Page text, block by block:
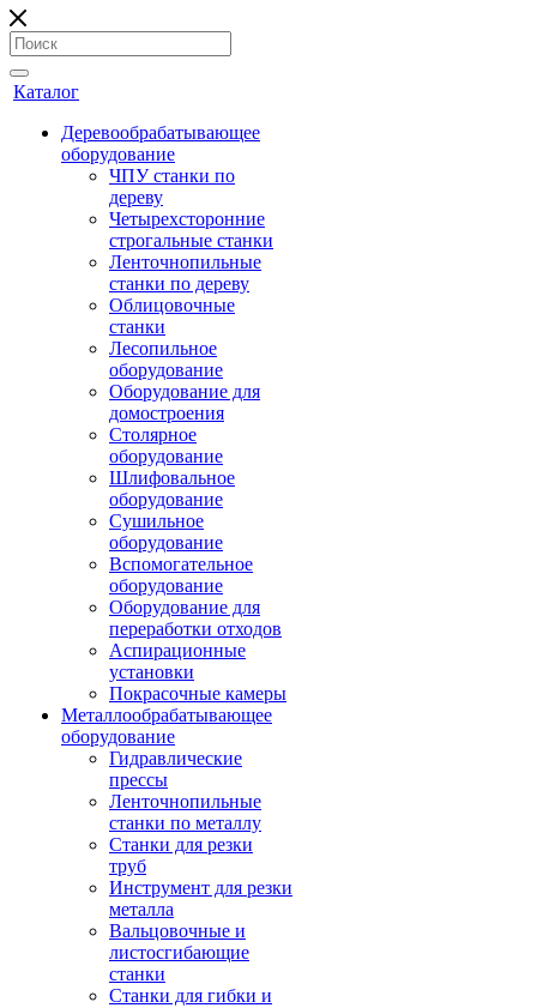
Каталог
Деревообрабатывающее
оборудование
ЧПУ станки по
дереву
Четырехсторонние
строгальные станки
Ленточнопильные
станки по дереву
Облицовочные
станки
Лесопильное
оборудование
Оборудование для
домостроения
Столярное
оборудование
Шлифовальное
оборудование
Сушильное
оборудование
Вспомогательное
оборудование
Оборудование для
переработки отходов
Аспирационные
установки
Покрасочные камеры
Металлообрабатывающее
оборудование
Гидравлические
прессы
Ленточнопильные
станки по металлу
Станки для резки
труб
Инструмент для резки
металла
Вальцовочные и
листосгибающие
станки
Станки для гибки и